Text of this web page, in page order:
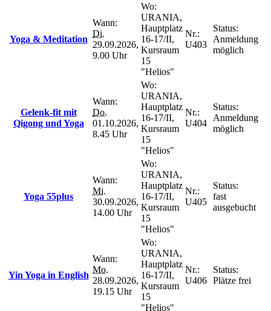
Yoga & Meditation
Wann:
Di.
29.09.2026,
9.00 Uhr
Wo:
URANIA,
Hauptplatz
16-17/II,
Kursraum
15
"Helios"
Nr.:
U403
Status:
Anmeldung
möglich
Gelenk-fit mit
Qigong und Yoga
Wann:
Do.
01.10.2026,
8.45 Uhr
Wo:
URANIA,
Hauptplatz
16-17/II,
Kursraum
15
"Helios"
Nr.:
U404
Status:
Anmeldung
möglich
Yoga 55plus
Wann:
Mi.
30.09.2026,
14.00 Uhr
Wo:
URANIA,
Hauptplatz
16-17/II,
Kursraum
15
"Helios"
Nr.:
U405
Status:
fast
ausgebucht
Yin Yoga in English
Wann:
Mo.
28.09.2026,
19.15 Uhr
Wo:
URANIA,
Hauptplatz
16-17/II,
Kursraum
15
"Helios"
Nr.:
U406
Status:
Plätze frei